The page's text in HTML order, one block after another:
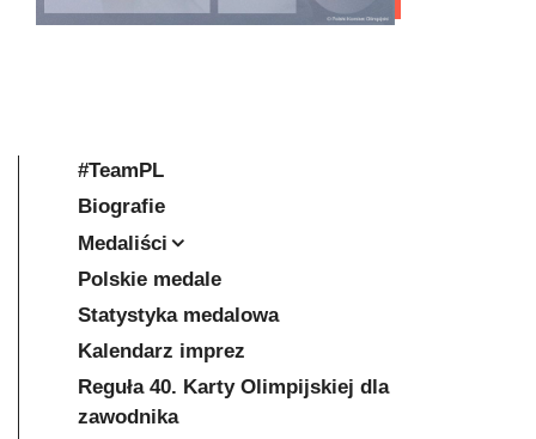
#TeamPL
Biografie
Medaliści
Polskie medale
Statystyka medalowa
Kalendarz imprez
Reguła 40. Karty Olimpijskiej dla
zawodnika